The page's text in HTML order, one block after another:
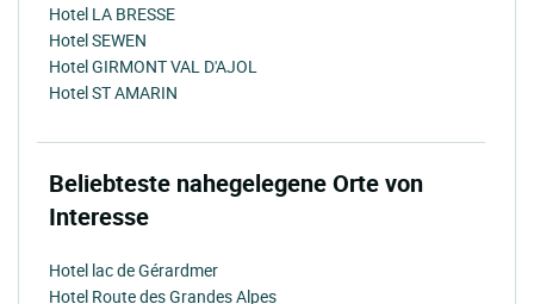
Hotel LA BRESSE
Hotel SEWEN
Hotel GIRMONT VAL D'AJOL
Hotel ST AMARIN
Beliebteste nahegelegene Orte von
Interesse
Hotel lac de Gérardmer
Hotel Route des Grandes Alpes